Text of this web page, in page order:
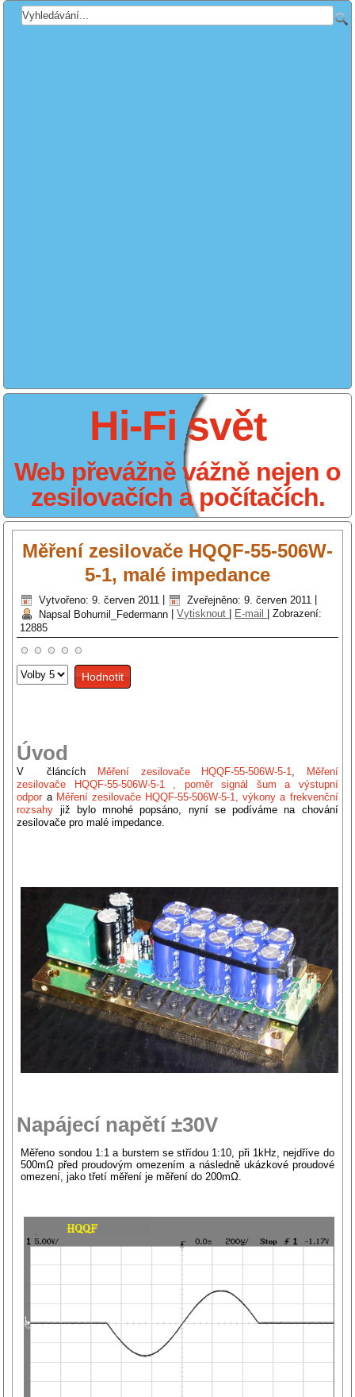
Hi-Fi svět
Web převážně vážně nejen o
zesilovačích a počítačích.
Měření zesilovače HQQF-55-506W-
5-1, malé impedance
Vytvořeno: 9. červen 2011 Zveřejněno: 9. červen 2011
Napsal Bohumil_Federmann |Vytisknout E-mail |Zobrazení:
12885
Hodnoťte
prosím
Úvod
V článcích Měření zesilovače HQQF-55-506W-5-1,
Měření
zesilovače HQQF-55-506W-5-1 , poměr signál šum a výstupní
odpor a Měření zesilovače HQQF-55-506W-5-1, výkony a frekvenční
rozsahy již bylo mnohé popsáno, nyní se podíváme na chování
zesilovače pro malé impedance.
Napájecí napětí ±30V
Měřeno sondou 1:1 a burstem se střídou 1:10, při 1kHz, nejdříve do
500mΩ před proudovým omezením a následně ukázkové proudové
omezení, jako třetí měření je měření do 200mΩ.